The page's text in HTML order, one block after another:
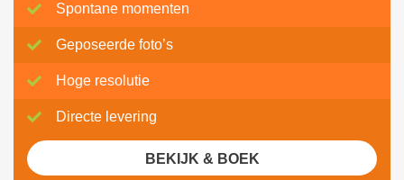
Spontane momenten
Geposeerde foto’s
Hoge resolutie
Directe levering
BEKIJK & BOEK